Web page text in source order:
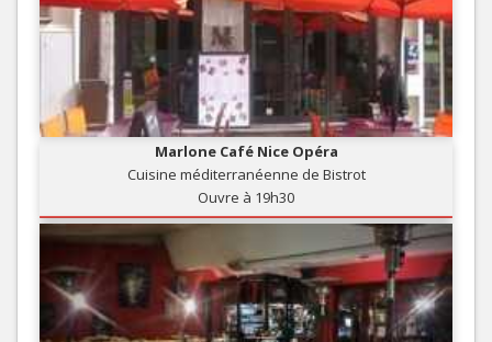
Marlone Café Nice Opéra
Cuisine méditerranéenne de Bistrot
Ouvre à 19h30